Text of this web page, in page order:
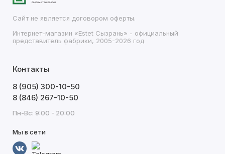
Сайт не является договором оферты.
Интернет-магазин «Estet Сызрань» - официальный
представитель фабрики, 2005-2026 год
Контакты
8 (905) 300-10-50
8 (846) 267-10-50
Пн-Вс: 9:00 - 20:00
Мы в сети